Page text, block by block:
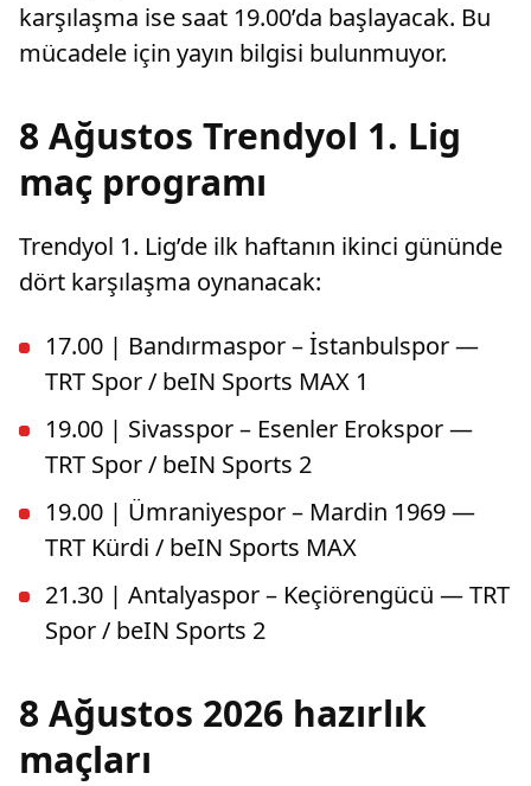
karşılaşma ise saat 19.00’da başlayacak. Bu
mücadele için yayın bilgisi bulunmuyor.
8 Ağustos Trendyol 1. Lig
maç programı
Trendyol 1. Lig’de ilk haftanın ikinci gününde
dört karşılaşma oynanacak:
17.00 | Bandırmaspor – İstanbulspor —
TRT Spor / beIN Sports MAX 1
19.00 | Sivasspor – Esenler Erokspor —
TRT Spor / beIN Sports 2
19.00 | Ümraniyespor – Mardin 1969 —
TRT Kürdi / beIN Sports MAX
21.30 | Antalyaspor – Keçiörengücü — TRT
Spor / beIN Sports 2
8 Ağustos 2026 hazırlık
maçları